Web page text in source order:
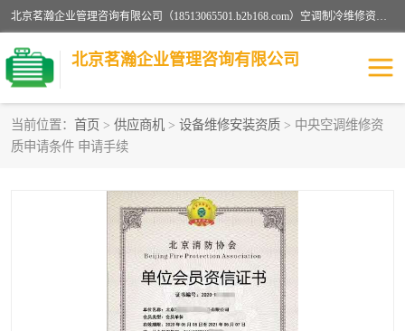
北京茗瀚企业管理咨询有限公司（18513065501.b2b168.com）空调制冷维修资质,油烟管道清洗资质,清洗行业资质公司秉承“顾客至上，锐意进缺的经营理念，我们提供高质量的产品，坚持“客户”的原则为广大客户提供贴心服务。如果你对公司的产品感兴趣，可以联系高经理，我们会用好的产品和服务让您满意。
北京茗瀚企业管理咨询有限公司
当前位置： 首页 > 供应商机 > 设备维修安装资质 > 中央空调维修资
质申请条件 申请手续
烟道清洗资质
认证服务
防爆电气维修安装资质 空调制冷维修安装资质
矿用设备检修资质